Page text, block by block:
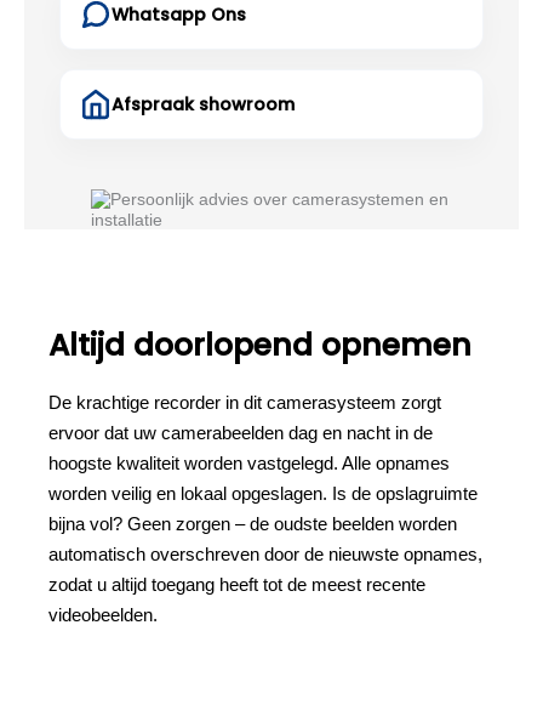
Whatsapp Ons
Afspraak showroom
Altijd doorlopend opnemen
De krachtige recorder in dit camerasysteem zorgt
ervoor dat uw camerabeelden dag en nacht in de
hoogste kwaliteit worden vastgelegd. Alle opnames
worden veilig en lokaal opgeslagen. Is de opslagruimte
bijna vol? Geen zorgen – de oudste beelden worden
automatisch overschreven door de nieuwste opnames,
zodat u altijd toegang heeft tot de meest recente
videobeelden.